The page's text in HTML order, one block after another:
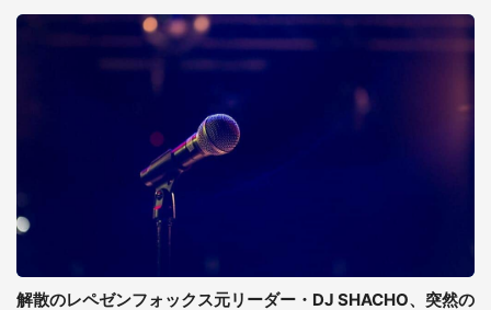
解散のレペゼンフォックス元リーダー・DJ SHACHO、突然の